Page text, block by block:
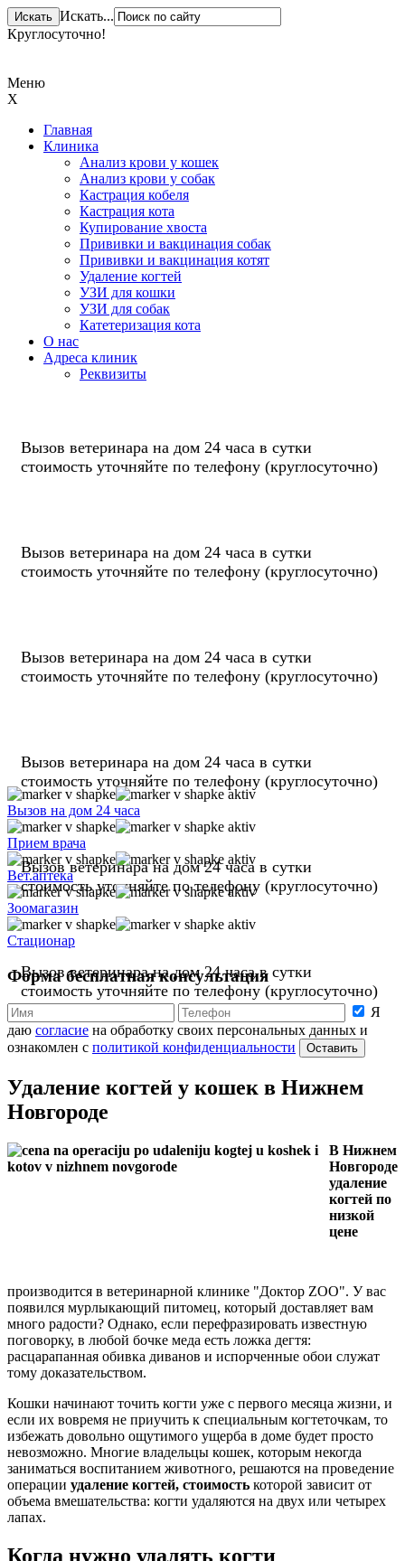
Искать...
Круглосуточно!
Меню
X
Главная
Клиника
Анализ крови у кошек
Анализ крови у собак
Кастрация кобеля
Кастрация кота
Купирование хвоста
Прививки и вакцинация собак
Прививки и вакцинация котят
Удаление когтей
УЗИ для кошки
УЗИ для собак
Катетеризация кота
О нас
Адреса клиник
Реквизиты
Вызов ветеринара на дом 24 часа в сутки
стоимость уточняйте по телефону (круглосуточно)
Вызов ветеринара на дом 24 часа в сутки
стоимость уточняйте по телефону (круглосуточно)
Вызов ветеринара на дом 24 часа в сутки
стоимость уточняйте по телефону (круглосуточно)
Вызов ветеринара на дом 24 часа в сутки
стоимость уточняйте по телефону (круглосуточно)
Вызов ветеринара на дом24 часа в сутки
стоимость уточняйте по телефону (круглосуточно)
Вызов ветеринара на дом24 часав сутки
стоимость уточняйте по телефону (круглосуточно)
Вызов на дом 24 часа
Прием врача
Вет.аптека
Зоомагазин
Стационар
Форма бесплатная консультация
Я
даю согласие на обработку своих персональных данных и
ознакомлен с политикой конфиденциальности Оставить
Удаление когтей у кошек в Нижнем
Новгороде
В Нижнем
Новгороде
удаление
когтей по
низкой
цене
производится в ветеринарной клинике "Доктор ZOO". У вас
появился мурлыкающий питомец, который доставляет вам
много радости? Однако, если перефразировать известную
поговорку, в любой бочке меда есть ложка дегтя:
расцарапанная обивка диванов и испорченные обои служат
тому доказательством.
Кошки начинают точить когти уже с первого месяца жизни, и
если их вовремя не приучить к специальным когтеточкам, то
избежать довольно ощутимого ущерба в доме будет просто
невозможно. Многие владельцы кошек, которым некогда
заниматься воспитанием животного, решаются на проведение
операции удаление когтей, стоимость которой зависит от
объема вмешательства: когти удаляются на двух или четырех
лапах.
Когда нужно удалять когти